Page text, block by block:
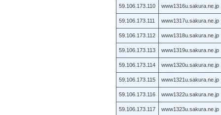
59.106.173.110 www1316u.sakura.ne.jp
59.106.173.111 www1317u.sakura.ne.jp
59.106.173.112 www1318u.sakura.ne.jp
59.106.173.113 www1319u.sakura.ne.jp
59.106.173.114 www1320u.sakura.ne.jp
59.106.173.115 www1321u.sakura.ne.jp
59.106.173.116 www1322u.sakura.ne.jp
59.106.173.117 www1323u.sakura.ne.jp